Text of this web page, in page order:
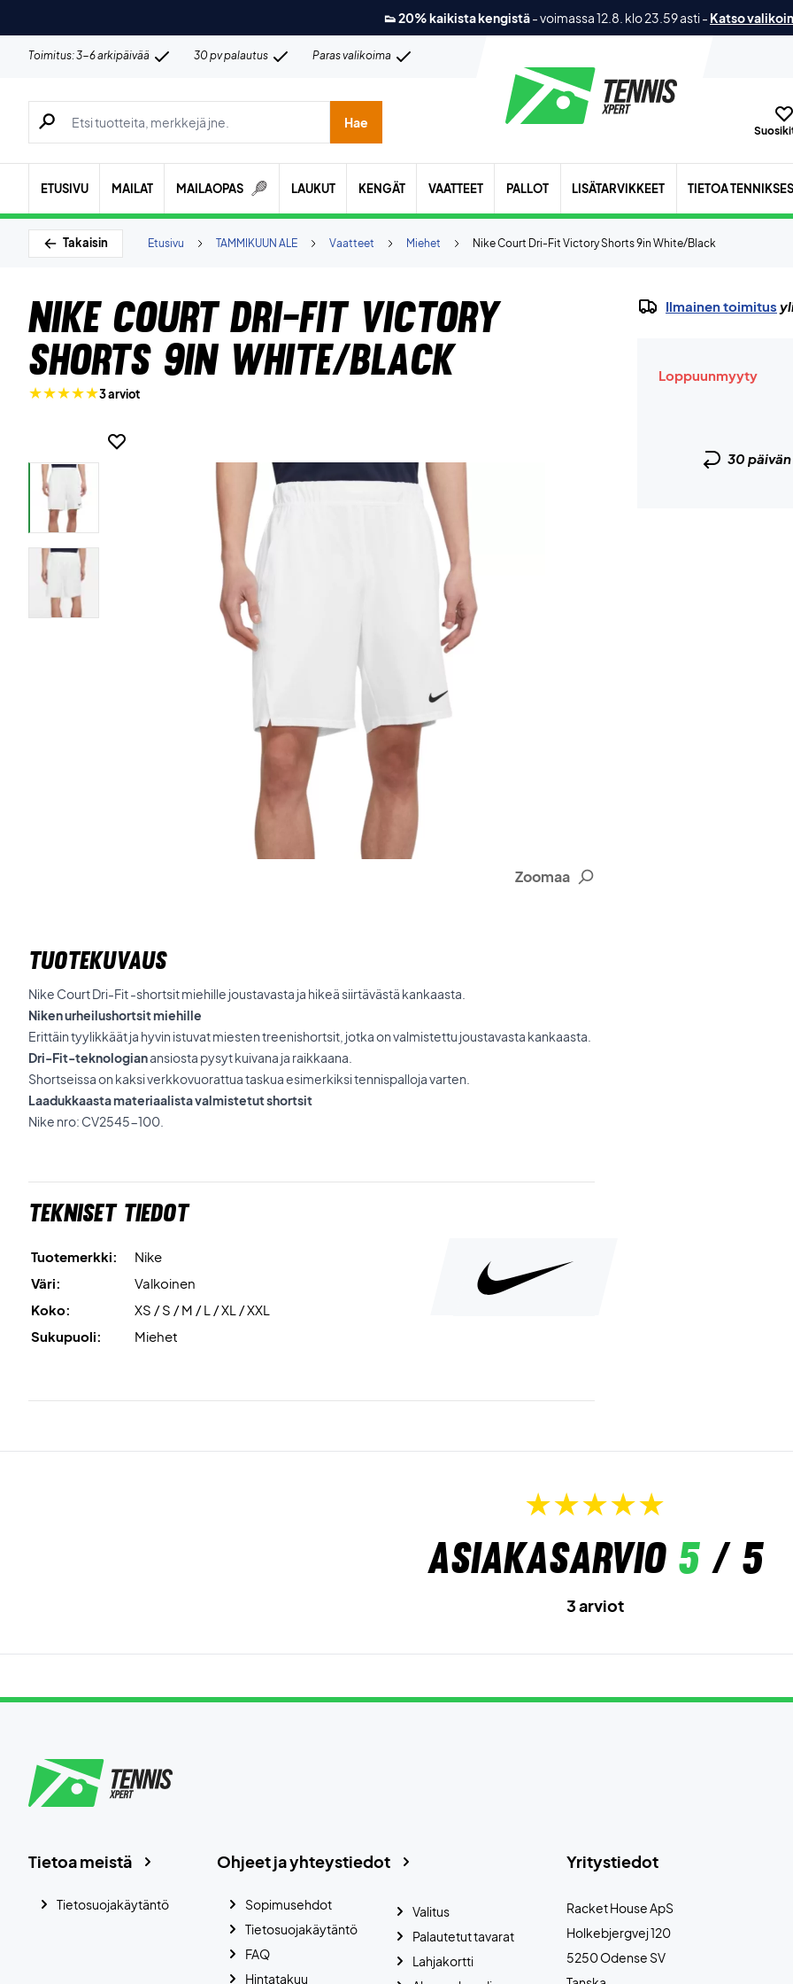
👟 20% kaikista kengistä-voimassa 12.8. klo 23.59 asti- Katso
Toimitus: 3-6 arkipäivää 30 pv palautus Paras valikoima
Hae tuotteita, merkkejä jne.
Hae
ETUSIVU MAILAT MAILAOPAS LAUKUT KENGÄT VAATTEET PALLOT LISÄTARVIKKEET TIETOA
Takaisin Nike Court Dri-Fit Victory Shorts 9in White/Black
Miehet
Vaatteet
TAMMIKUUN ALE
Etusivu
Nike Court Dri-Fit Victory
Shorts 9in White/Black
3 arviot
Zoomaa
TUOTEKUVAUS
Nike Court Dri-Fit -shortsit miehille joustavasta ja hikeä siirtävästä kankaasta.
Niken urheilushortsit miehille
Erittäin tyylikkäät ja hyvin istuvat miesten treenishortsit, jotka on valmistettu joustavasta kankaasta.
Dri-Fit-teknologianansiosta pysyt kuivana ja raikkaana.
Shortseissa on kaksi verkkovuorattua taskua esimerkiksi tennispalloja varten.
Laadukkaasta materiaalista valmistetut shortsit
Nike nro: CV2545-100.
Tekniset tiedot
Tuotemerkki:
Nike
Väri:
Valkoinen
Koko:
XS / S / M / L / XL / XXL
Sukupuoli:
Miehet
Ilmainen toimitus
Loppuunmyyty
30 päivän
Asiakasarvio 5/ 5
3 arviot
Yritystiedot
Racket House ApS
Holkebjergvej 120
5250 Odense SV
Ohjeet ja yhteystiedot
Sopimusehdot
Tietosuojakäytäntö
FAQ
Hintatakuu
Valitus
Palautetut tavarat
Lahjakortti
Tietoa meistä
Tietosuojakäytäntö